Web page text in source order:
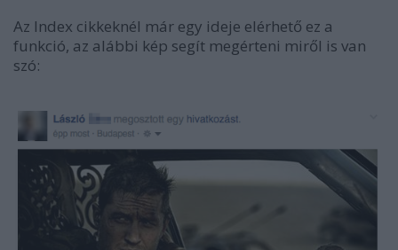
Az Index cikkeknél már egy ideje elérhető ez a
funkció, az alábbi kép segít megérteni miről is van
szó: